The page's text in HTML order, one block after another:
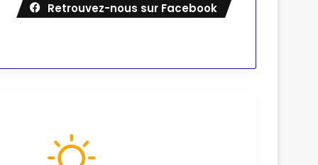
Retrouvez-nous sur Facebook